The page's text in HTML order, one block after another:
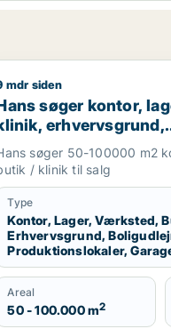
søger kontor,
mdr siden
søger kontor,
erhvervsgrund,
Region Sjælland
søger 50-100000 m2
/ klinik til salg
Type
Kontor, Lager, Værksted,
Erhvervsgrund,
Produktionslokaler,
Areal
50 - 100.000 m2